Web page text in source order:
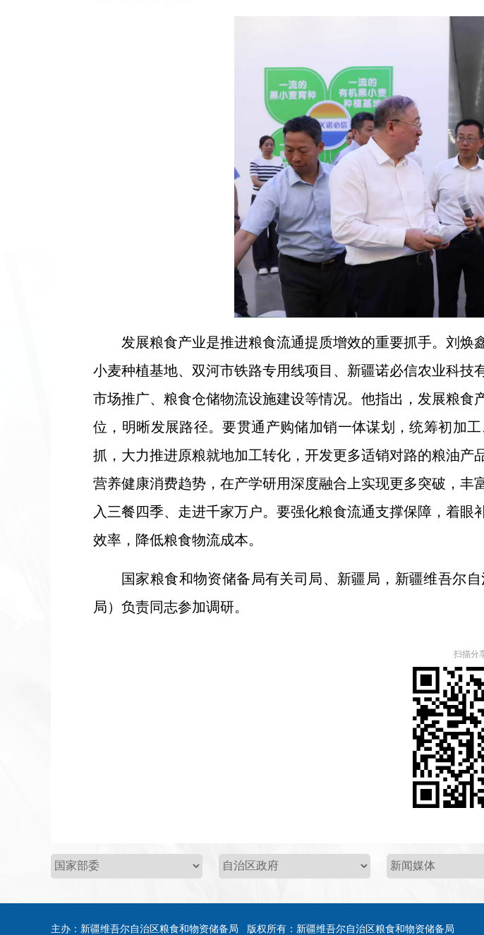
发展粮食产业是推进粮食流通提质增效的重要抓手。刘
小麦种植基地、双河市铁路专用线项目、新疆诺必信农业科
市场推广、粮食仓储物流设施建设等情况。他指出，发展粮
位，明晰发展路径。要贯通产购储加销一体谋划，统筹初加
抓，大力推进原粮就地加工转化，开发更多适销对路的粮油
营养健康消费趋势，在产学研用深度融合上实现更多突破，
入三餐四季、走进千家万户。要强化粮食流通支撑保障，着
效率，降低粮食物流成本。
国家粮食和物资储备局有关司局、新疆局，新疆维吾尔
局）负责同志参加调研。
扫描分
主办：新疆维吾尔自治区粮食和物资储备局 版权所有：新疆维吾尔自治区粮食和物资储备局